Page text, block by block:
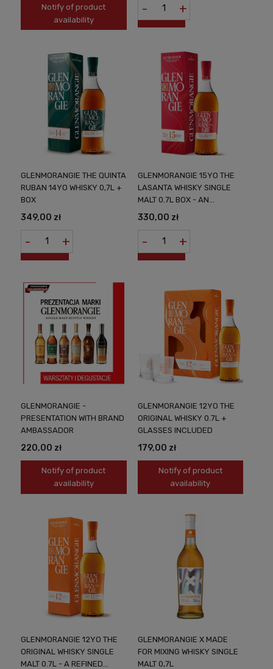
Notify of product
availability
- +
GLENMORANGIE THE QUINTA
RUBAN 14YO WHISKY 0,7L +
BOX
349,00 zł
- +
GLENMORANGIE 15YO THE
LASANTA WHISKY SINGLE
MALT 0.7L BOX - AN
OUTSTANDING
AND PRESTIGE
330,00 zł
- +
GLENMORANGIE -
PRESENTATION WITH BRAND
AMBASSADOR
220,00 zł
Notify of product
availability
GLENMORANGIE 12YO THE
ORIGINAL WHISKY 0.7L +
GLASSES INCLUDED
179,00 zł
Notify of product
availability
GLENMORANGIE 12YO THE
ORIGINAL WHISKY SINGLE
MALT 0.7L - A REFINED
GLENMORANGIE X MADE
FOR MIXING WHISKY SINGLE
MALT 0,7L